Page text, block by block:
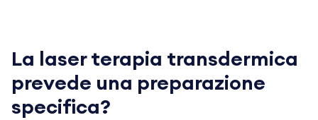
La laser terapia transdermica
prevede una preparazione
specifica?